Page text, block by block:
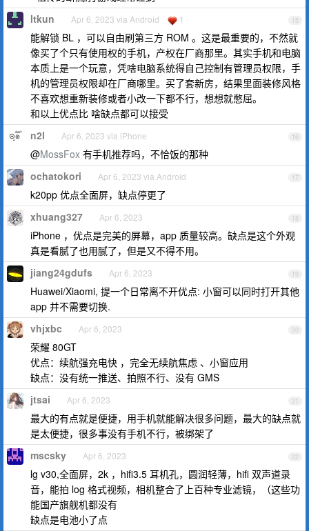
15
ltkun Apr 6, 2023 via Android 1
能解锁 BL ，可以自由刷第三方 ROM 。这是最重要的，不然就
像买了个只有使用权的手机，产权在厂商那里。其实手机和电脑
本质上是一个玩意，凭啥电脑系统得自己控制有管理员权限，手
机的管理员权限却在厂商哪里。买了套新房，结果里面装修风格
不喜欢想重新装修或者小改一下都不行，想想就憋屈。
和以上优点比 啥缺点都可以接受
16
n2l Apr 6, 2023 via iPhone
@MossFox 有手机推荐吗，不恰饭的那种
17
ochatokori Apr 6, 2023 via Android
k20pp 优点全面屏，缺点停更了
18
xhuang327 Apr 6, 2023
iPhone ，优点是完美的屏幕，app 质量较高。缺点是这个外观
真是看腻了也用腻了，但是又不得不用。
19
jiang24gdufs Apr 6, 2023
Huawei/Xiaomi, 提一个日常离不开优点: 小窗可以同时打开其他
app 并不需要切换.
20
vhjxbc Apr 6, 2023
荣耀 80GT
优点：续航强充电快 ，完全无续航焦虑 、小窗应用
缺点：没有统一推送、拍照不行、没有 GMS
21
jtsai Apr 6, 2023
最大的有点就是便捷，用手机就能解决很多问题，最大的缺点就
是太便捷，很多事没有手机不行，被绑架了
22
mscsky Apr 6, 2023
lg v30,全面屏，2k ，hifi3.5 耳机孔，圆润轻薄，hifi 双声道录
音，能拍 log 格式视频，相机整合了上百种专业滤镜，（这些功
能国产旗舰机都没有
缺点是电池小了点